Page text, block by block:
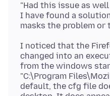
"Had this issue as
I have found a
I noticed that the
changed into an
from the windows
"C:\Program
default, the cfg file